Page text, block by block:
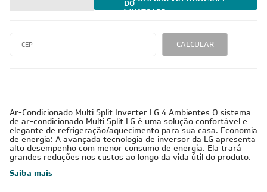
CALCULAR
Ar-Condicionado Multi Split Inverter LG 4 Ambientes O sistema
de ar-condicionado Multi Split LG é uma solução confortável e
elegante de refrigeração/aquecimento para sua casa. Economia
de energia: A avançada tecnologia de inversor da LG apresenta
alto desempenho com menor consumo de energia. Ela trará
grandes reduções nos custos ao longo da vida útil do produto.
Saiba mais